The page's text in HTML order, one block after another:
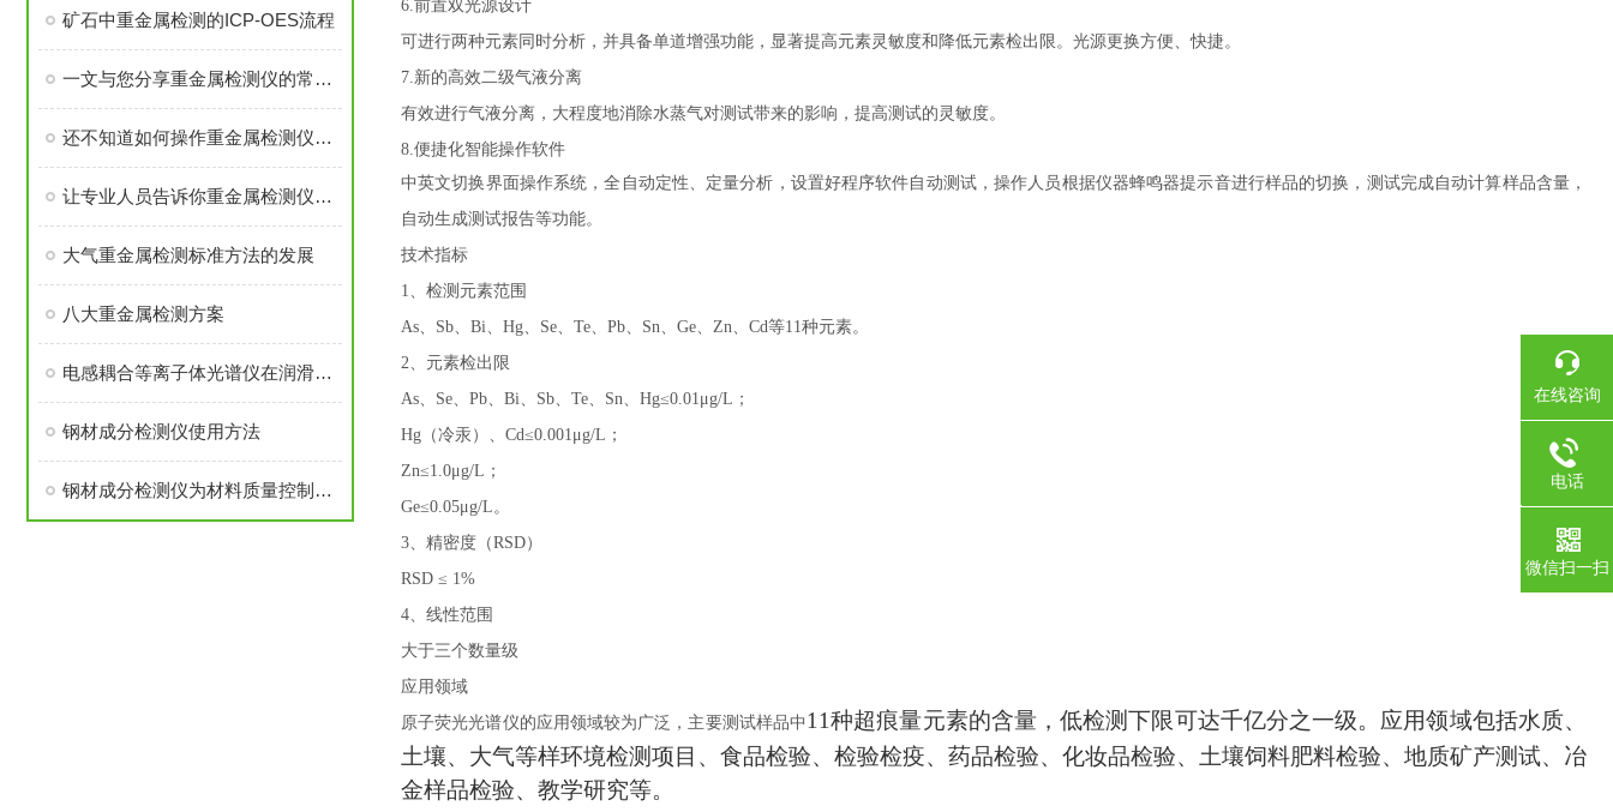
矿石中重金属检测的ICP-OES流程
一文与您分享重金属检测仪的常见问题相应解决方法
还不知道如何操作重金属检测仪？进来看
让专业人员告诉你重金属检测仪的设备特点和技术参数
大气重金属检测标准方法的发展
八大重金属检测方案
电感耦合等离子体光谱仪在润滑油化学元素含量分析中的应用
钢材成分检测仪使用方法
钢材成分检测仪为材料质量控制和合规判定提供可靠依据
6.前置双光源设计
可进行两种元素同时分析，并具备单道增强功能，显著提高元素灵敏度和降低元素检出限。光源更换方便、快捷。
7.新的高效二级气液分离
有效进行气液分离，大程度地消除水蒸气对测试带来的影响，提高测试的灵敏度。
8.便捷化智能操作软件
中英文切换界面操作系统，全自动定性、定量分析，设置好程序软件自动测试，操作人员根据仪器蜂鸣器提示音进行样品的切换，测试完成自动计算样品含量，
自动生成测试报告等功能。
技术指标
1、检测元素范围
As、Sb、Bi、Hg、Se、Te、Pb、Sn、Ge、Zn、Cd等11种元素。
2、元素检出限
As、Se、Pb、Bi、Sb、Te、Sn、Hg≤0.01μg/L；
Hg（冷汞）、Cd≤0.001μg/L；
Zn≤1.0μg/L；
Ge≤0.05μg/L。
3、精密度（RSD）
RSD ≤ 1%
4、线性范围
大于三个数量级
应用领域
原子荧光光谱仪的应用领域较为广泛，主要测试样品中 11种超痕量元素的含量，低检测下限可达千亿分之一级。应用领域包括水质、
土壤、大气等样环境检测项目、食品检验、检验检疫、药品检验、化妆品检验、土壤饲料肥料检验、地质矿产测试、冶
金样品检验、教学研究等。
在线咨询
电话
微信扫一扫